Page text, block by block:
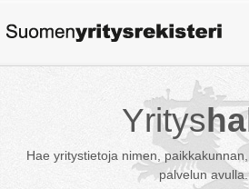
Yritys
Hae yritystietoja nimen,
palvelun avulla.